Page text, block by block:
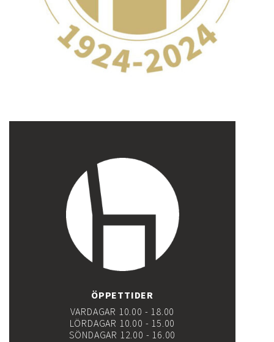
ÖPPETTIDER
VARDAGAR 10.00 - 18.00
LÖRDAGAR 10.00 - 15.00
SÖNDAGAR 12.00 - 16.00